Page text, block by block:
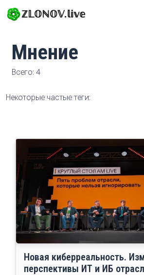
ℤ𝕃𝕆ℕ𝕆𝕍.𝕝𝕚𝕧𝕖
Мнение
Всего: 4
Некоторые частые теги:
Новая киберреальность.
перспективы ИТ и ИБ